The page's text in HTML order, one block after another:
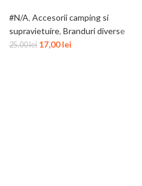
#N/A, Accesorii camping si
supravietuire, Branduri diverse
25,00lei 17,00lei